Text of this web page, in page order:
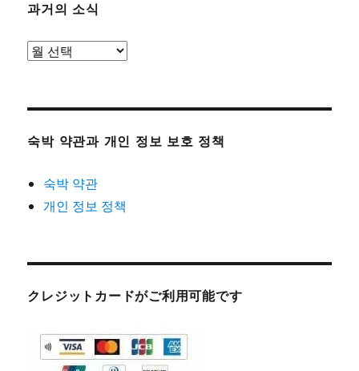
과거의 소식
과
식
숙박 약관과 개인 정보 보호 정책
숙박 약관
개인 정보 정책
クレジットカードがご利用可能です